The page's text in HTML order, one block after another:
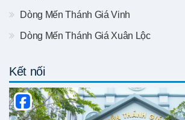
Dòng Mến Thánh Giá Vinh
Dòng Mến Thánh Giá Xuân Lộc
Kết nối